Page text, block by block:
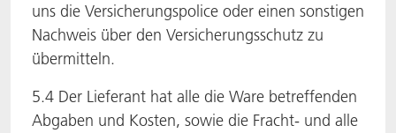
uns die Versicherungspolice oder einen sonstigen
Nachweis über den Versicherungsschutz zu
übermitteln.
5.4 Der Lieferant hat alle die Ware betreffenden
Abgaben und Kosten, sowie die Fracht- und alle